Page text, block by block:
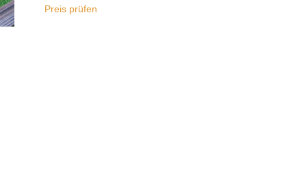
Preis prüfen